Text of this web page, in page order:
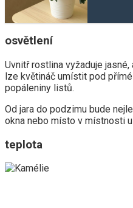
osvětlení
Uvnitř rostlina vyžaduje
lze květináč umístit pod
popáleniny listů.
Od jara do podzimu bude
okna nebo místo v místnosti u
teplota